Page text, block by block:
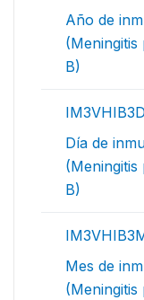
Año de
B)
IM3VHIB3D
Día de
B)
Mes de